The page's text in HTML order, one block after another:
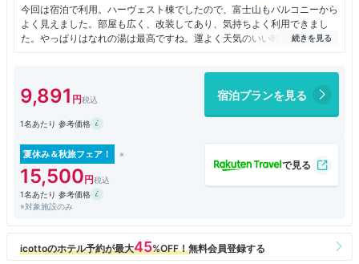
今回は宿泊で利用。ハーヴェスト棟でしたので、富士山もバルコニーから
よく見えました。部屋も広く、改装してあり、気持ちよく利用できまし
た。やっぱりはなれの湯は最高ですね。運よく天気のいい時で、ほぼ雲な
しの美しい富士山を堪能しながら、静かな入浴を楽しみました。食事はフ
ェイターさんのおっしゃる「バケット」は「バケツ」のことです。ご注意
を。今度は、部屋からダイヤモンド富士が見られるタイミングに合わせて
宿泊したいと思います。
9,891 宿泊プランを見る
1名あたり 参考価格
夏休み＆秋旅フェア！
15,500
1名あたり 参考価格
※対象施設のみ